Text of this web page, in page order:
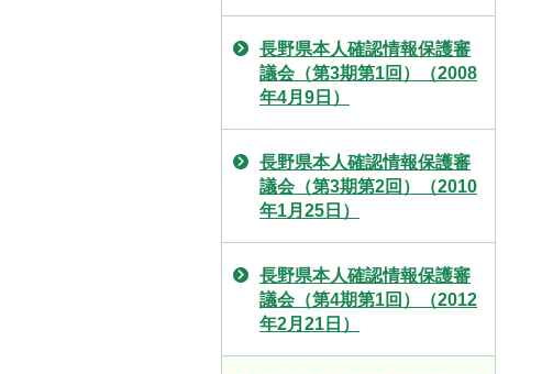
長野県本人確認情報保護審
議会（第3期第1回）（2008
年4月9日）
長野県本人確認情報保護審
議会（第3期第2回）（2010
年1月25日）
長野県本人確認情報保護審
議会（第4期第1回）（2012
年2月21日）